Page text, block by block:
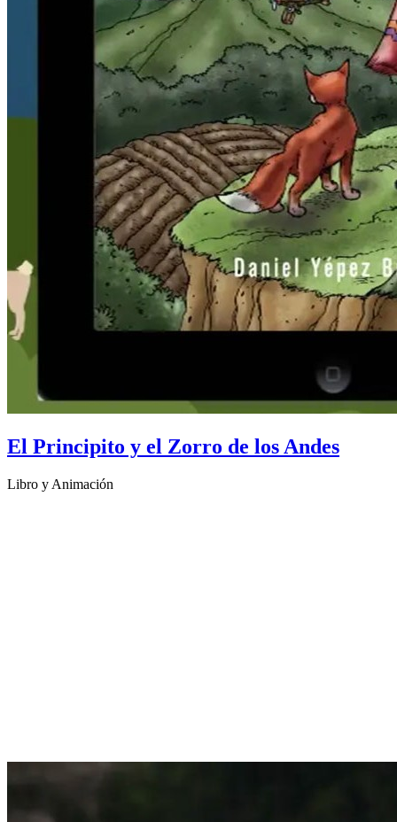
El Principito y el Zorro de los Andes
Libro y Animación